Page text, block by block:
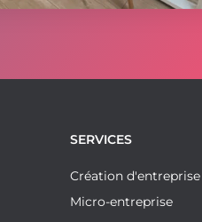
SERVICES
Création d'entreprise
Micro-entreprise